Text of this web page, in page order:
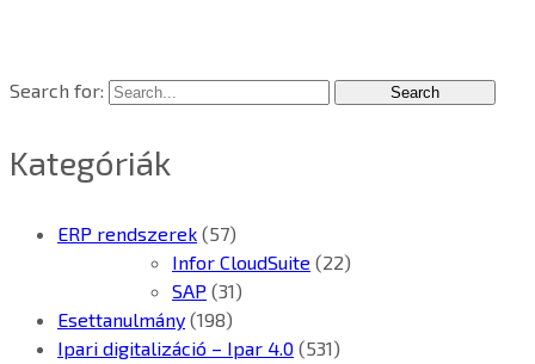
Search for:
Kategóriák
ERP rendszerek (57)
Infor CloudSuite (22)
SAP (31)
Esettanulmány (198)
Ipari digitalizáció – Ipar 4.0 (531)